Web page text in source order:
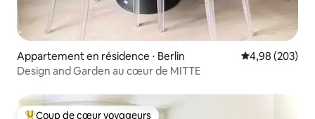
Appartement en résidence ⋅ Berlin Évaluation
4,98 (203)
Design and Garden au cœur de MITTE
Coup de cœur voyageurs